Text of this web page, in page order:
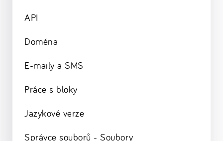
API
Doména
E-maily a SMS
Práce s bloky
Jazykové verze
Správce souborů - Soubory